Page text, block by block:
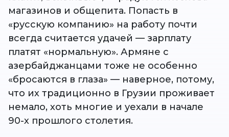
магазинов и общепита. Попасть в
«русскую компанию» на работу почти
всегда считается удачей — зарплату
платят «нормальную». Армяне с
азербайджанцами тоже не особенно
«бросаются в глаза» — наверное, потому,
что их традиционно в Грузии проживает
немало, хоть многие и уехали в начале
90-х прошлого столетия.